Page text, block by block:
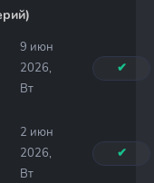
9 июн
2026,
Вт
✔
2 июн
2026,
Вт
✔